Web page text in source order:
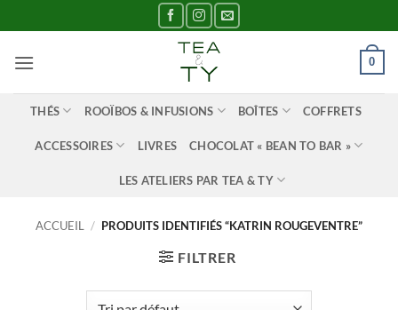
au
contenu
0
THÉS ROOÏBOS & INFUSIONS BOÎTES COFFRETS
ACCESSOIRES LIVRES CHOCOLAT « BEAN TO BAR »
LES ATELIERS PAR TEA & TY
ACCUEIL / PRODUITS IDENTIFIÉS “KATRIN ROUGEVENTRE”
FILTRER